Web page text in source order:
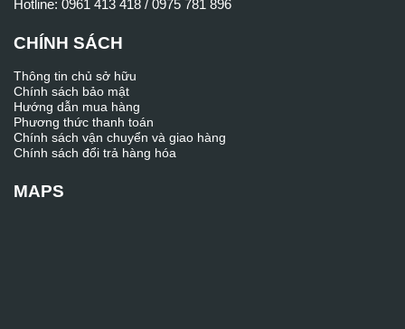
Hotline: 0961 413 418 / 0975 781 896
CHÍNH SÁCH
Thông tin chủ sở hữu
Chính sách bảo mật
Hướng dẫn mua hàng
Phương thức thanh toán
Chính sách vận chuyển và giao hàng
Chính sách đổi trả hàng hóa
MAPS